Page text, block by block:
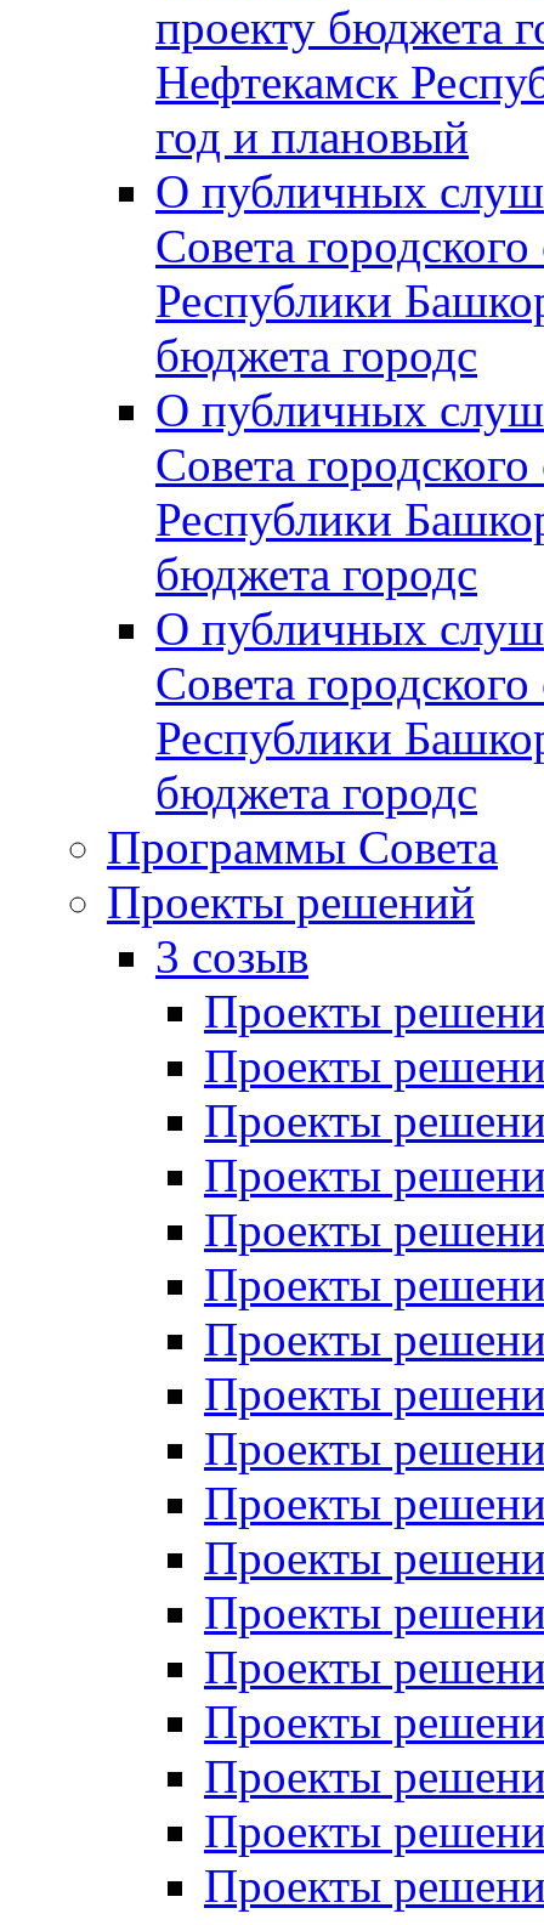
проекту бюджета
Нефтекамск
год и плановый
О публичных
Совета
Республики
бюджета городс
О публичных
Совета
Республики
бюджета городс
О публичных
Совета
Республики
бюджета городс
Программы Совета
Проекты решений
3 созыв
Проекты
Проекты
Проекты
Проекты
Проекты
Проекты
Проекты
Проекты
Проекты
Проекты
Проекты
Проекты
Проекты
Проекты
Проекты
Проекты
Проекты